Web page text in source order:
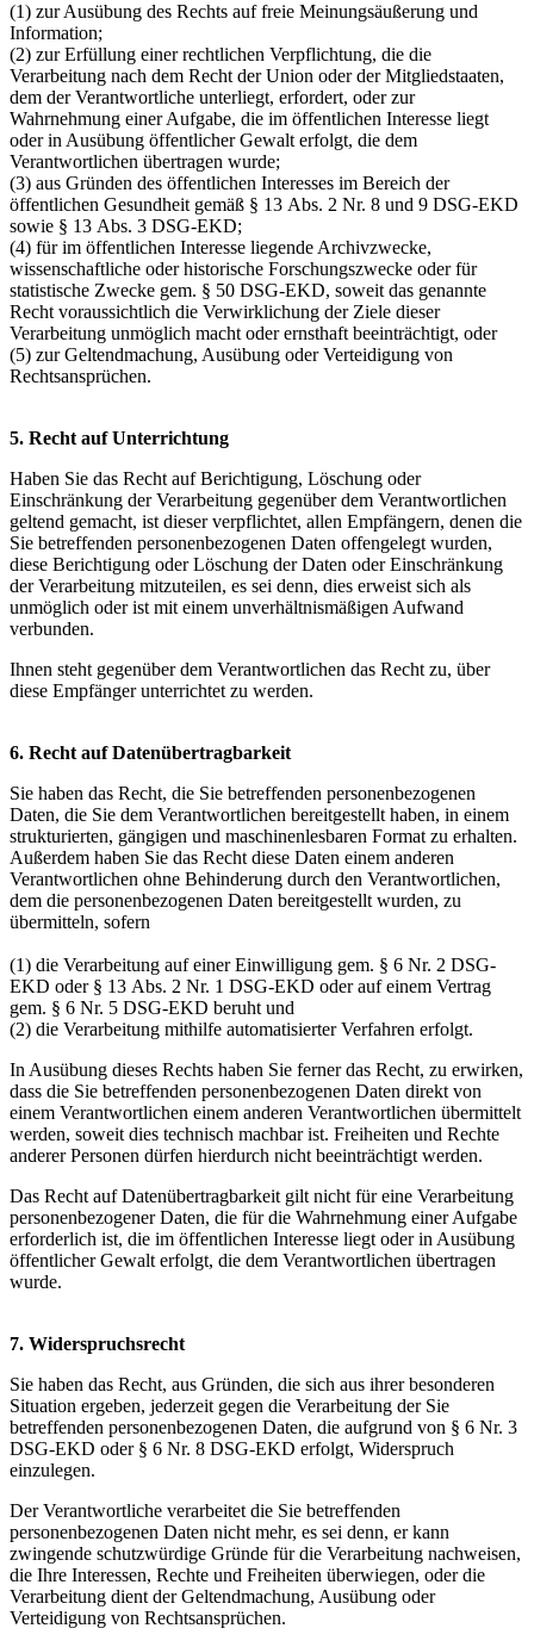
(1) zur Ausübung des Rechts auf freie Meinungsäußerung und
Information;
(2) zur Erfüllung einer rechtlichen Verpflichtung, die die
Verarbeitung nach dem Recht der Union oder der Mitgliedstaaten,
dem der Verantwortliche unterliegt, erfordert, oder zur
Wahrnehmung einer Aufgabe, die im öffentlichen Interesse liegt
oder in Ausübung öffentlicher Gewalt erfolgt, die dem
Verantwortlichen übertragen wurde;
(3) aus Gründen des öffentlichen Interesses im Bereich der
öffentlichen Gesundheit gemäß § 13 Abs. 2 Nr. 8 und 9 DSG-EKD
sowie § 13 Abs. 3 DSG-EKD;
(4) für im öffentlichen Interesse liegende Archivzwecke,
wissenschaftliche oder historische Forschungszwecke oder für
statistische Zwecke gem. § 50 DSG-EKD, soweit das genannte
Recht voraussichtlich die Verwirklichung der Ziele dieser
Verarbeitung unmöglich macht oder ernsthaft beeinträchtigt, oder
(5) zur Geltendmachung, Ausübung oder Verteidigung von
Rechtsansprüchen.
5. Recht auf Unterrichtung
Haben Sie das Recht auf Berichtigung, Löschung oder
Einschränkung der Verarbeitung gegenüber dem Verantwortlichen
geltend gemacht, ist dieser verpflichtet, allen Empfängern, denen die
Sie betreffenden personenbezogenen Daten offengelegt wurden,
diese Berichtigung oder Löschung der Daten oder Einschränkung
der Verarbeitung mitzuteilen, es sei denn, dies erweist sich als
unmöglich oder ist mit einem unverhältnismäßigen Aufwand
verbunden.
Ihnen steht gegenüber dem Verantwortlichen das Recht zu, über
diese Empfänger unterrichtet zu werden.
6. Recht auf Datenübertragbarkeit
Sie haben das Recht, die Sie betreffenden personenbezogenen
Daten, die Sie dem Verantwortlichen bereitgestellt haben, in einem
strukturierten, gängigen und maschinenlesbaren Format zu erhalten.
Außerdem haben Sie das Recht diese Daten einem anderen
Verantwortlichen ohne Behinderung durch den Verantwortlichen,
dem die personenbezogenen Daten bereitgestellt wurden, zu
übermitteln, sofern
(1) die Verarbeitung auf einer Einwilligung gem. § 6 Nr. 2 DSG-
EKD oder § 13 Abs. 2 Nr. 1 DSG-EKD oder auf einem Vertrag
gem. § 6 Nr. 5 DSG-EKD beruht und
(2) die Verarbeitung mithilfe automatisierter Verfahren erfolgt.
In Ausübung dieses Rechts haben Sie ferner das Recht, zu erwirken,
dass die Sie betreffenden personenbezogenen Daten direkt von
einem Verantwortlichen einem anderen Verantwortlichen übermittelt
werden, soweit dies technisch machbar ist. Freiheiten und Rechte
anderer Personen dürfen hierdurch nicht beeinträchtigt werden.
Das Recht auf Datenübertragbarkeit gilt nicht für eine Verarbeitung
personenbezogener Daten, die für die Wahrnehmung einer Aufgabe
erforderlich ist, die im öffentlichen Interesse liegt oder in Ausübung
öffentlicher Gewalt erfolgt, die dem Verantwortlichen übertragen
wurde.
7. Widerspruchsrecht
Sie haben das Recht, aus Gründen, die sich aus ihrer besonderen
Situation ergeben, jederzeit gegen die Verarbeitung der Sie
betreffenden personenbezogenen Daten, die aufgrund von § 6 Nr. 3
DSG-EKD oder § 6 Nr. 8 DSG-EKD erfolgt, Widerspruch
einzulegen.
Der Verantwortliche verarbeitet die Sie betreffenden
personenbezogenen Daten nicht mehr, es sei denn, er kann
zwingende schutzwürdige Gründe für die Verarbeitung nachweisen,
die Ihre Interessen, Rechte und Freiheiten überwiegen, oder die
Verarbeitung dient der Geltendmachung, Ausübung oder
Verteidigung von Rechtsansprüchen.